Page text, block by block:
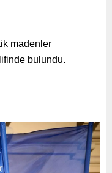
madenler
bulundu.